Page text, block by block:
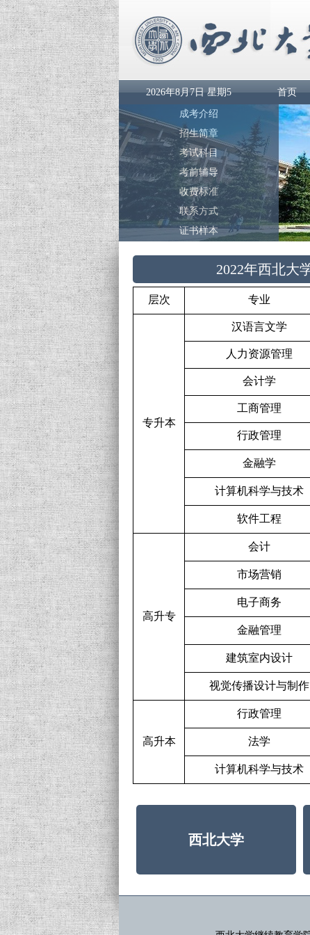
2026年8月7日 星期5 首页
成考介绍
招生简章
考试科目
考前辅导
收费标准
联系方式
证书样本
2022年西北大
层次 专业
专升本
汉语言文学
人力资源管理
会计学
工商管理
行政管理
金融学
计算机科学与技术
软件工程
高升专
会计
市场营销
电子商务
金融管理
建筑室内设计
视觉传播设计与制作
高升本
行政管理
法学
计算机科学与技术
西北大学